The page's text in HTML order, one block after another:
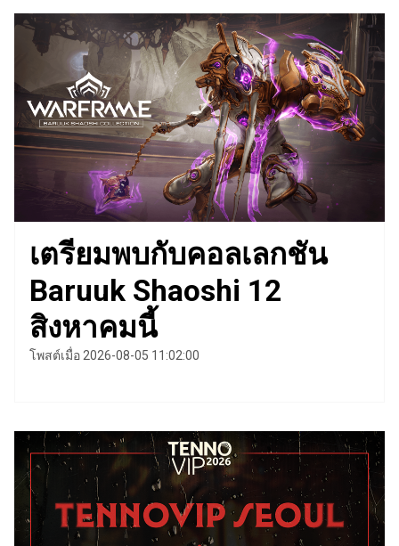
เตรียมพบกับคอลเลกชัน
Baruuk Shaoshi 12
สิงหาคมนี้
โพสต์เมื่อ 2026-08-05 11:02:00